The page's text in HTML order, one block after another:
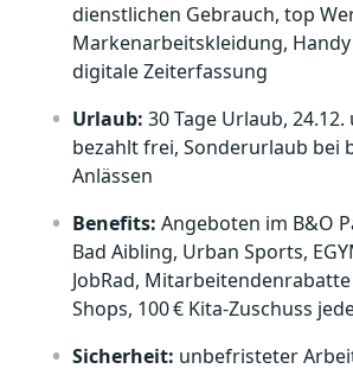
dienstlichen Gebrauch, top
Markenarbeitskleidung, Handy
digitale Zeiterfassung
Urlaub:30 Tage Urlaub, 24.12.
bezahlt frei, Sonderurlaub bei
Anlässen
Benefits:Angeboten im B&O
Bad Aibling, Urban Sports,
JobRad,
Shops, 100€ Kita‑Zuschuss
Sicherheit: unbefristeter